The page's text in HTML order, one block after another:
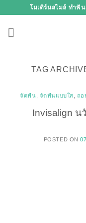
content
โมเดิร์นสไมล์ ทำฟั
TAG
จัดฟัน จัดฟันแบบใส ถ
Invisalign
POSTED ON